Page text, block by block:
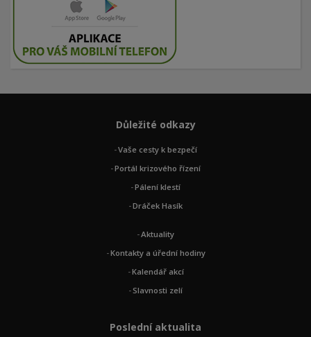
Důležité odkazy
Vaše cesty k bezpečí
Portál krizového řízení
Pálení klestí
Dráček Hasík
Aktuality
Kontakty a úřední hodiny
Kalendář akcí
Slavnosti zelí
Poslední aktualita